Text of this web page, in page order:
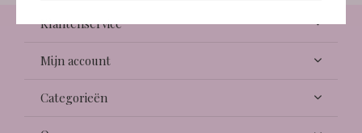
Klantenservice
Mijn account
Categorieën